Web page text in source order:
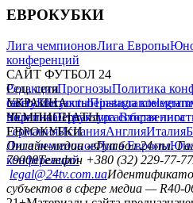
ЕВРОКУБКИ
Лига чемпионовЛига Европы
конференций
САЙТ ФУТБОЛ 24
РедакцияПрогнозыПолитика
сайтуКонтактыПравила
политикаСтруктура
Соц. сети
facebookxyoutubeinstagramtelegram
УКРАИНА
УкраинаПервая лигаВторая лига
ЧЕМПИОНАТЫ
ГерманияИспанияАнглияИталия
ЕВРОКУБКИ
Лига чемпионовЛига Европы
конференций
Онлайн-медиа «Футбол 24»пл.
79008Телефон +380 (32) 229-77-77
legal@24tv.com.ua
субъектов в сфере медиа — R40-